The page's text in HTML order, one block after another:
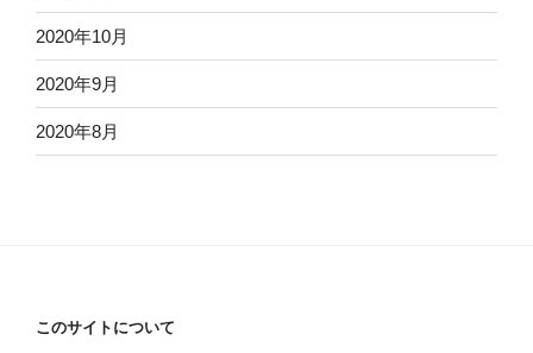
2020年10月
2020年9月
2020年8月
このサイトについて